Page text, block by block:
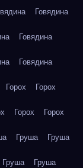
Говядина
Говядина
Говядина
Горох Горох
Горох Горох
Груша Груша
Груша Груша